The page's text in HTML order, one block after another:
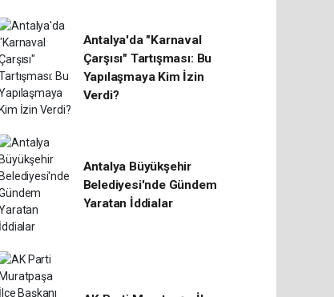
Antalya'da "Karnaval
Çarşısı" Tartışması: Bu
Yapılaşmaya Kim İzin
Verdi?
Antalya Büyükşehir
Belediyesi'nde Gündem
Yaratan İddialar